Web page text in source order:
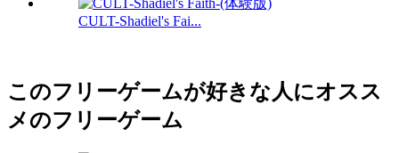
CULT-Shadiel's Fai...
このフリーゲームが好きな人にオスス
メのフリーゲーム